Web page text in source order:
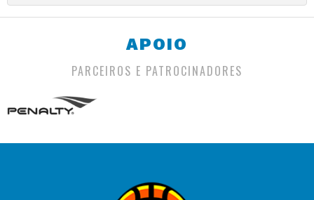
APOIO
PARCEIROS E PATROCINADORES